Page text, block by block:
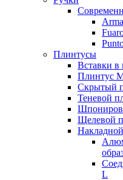
Плинтусы
Вставки в
Плинтус
Скрытый
Теневой
Щелевой
L